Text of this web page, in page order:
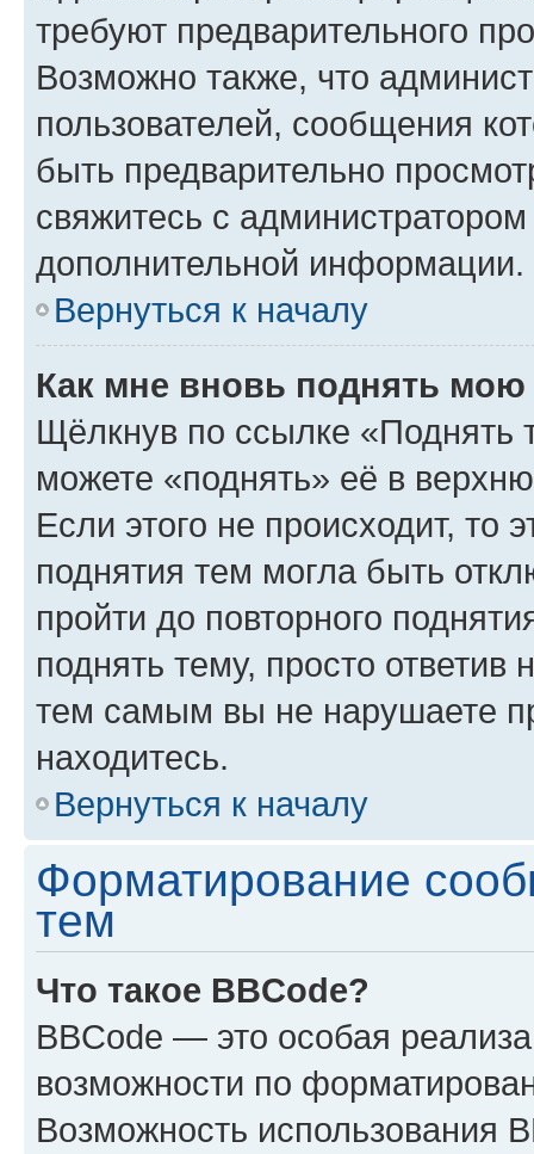
требуют предварительного
Возможно также, что
пользователей, сообщения
быть предварительно
свяжитесь с
дополнительной информации.
Вернуться к началу
Как мне вновь поднять мою
Щёлкнув по ссылке «Поднять
можете «поднять» её в
Если этого не происходит, то
поднятия тем могла быть
пройти до повторного
поднять тему, просто ответив
тем самым вы не нарушаете
находитесь.
Вернуться к началу
Форматирование
тем
Что такое BBCode?
BBCode — это особая
возможности по
Возможность использования